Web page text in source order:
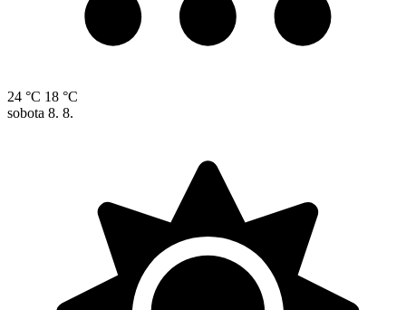
24 °C 18 °C
sobota 8. 8.